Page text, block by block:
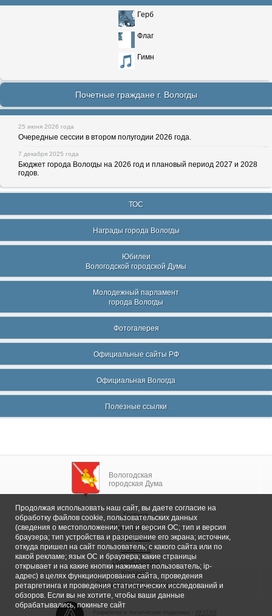
Герб
Флаг
Гимн
Почетные граждане г. Вологды
25 июня 2026 года
Очередные сессии в втором полугодии 2026 года.
7 декабря 2025 года
Бюджет города Вологды на 2026 год и плановый период 2027 и 2028
годов.
ТОС
Награды города Вологды
Юбилеи
Вологодской городской Думы
Молодежный парламент
города Вологды
Фотогалерея
Официальные сайты РФ
Официальная Вологда
Полезные ссылки
Вологодская
городская Дума
Главная
Общие сведения
Депутаты
Комитеты
График приема
Контакты
Депутатские объединения
Продолжая использовать наш сайт, вы даете согласие на
обработку файлов cookie, пользовательских данных
(сведения о местоположении; тип и версия ОС; тип и версия
браузера; тип устройства и разрешение его экрана; источник,
откуда пришел на сайт пользователь; с какого сайта или по
какой рекламе; язык ОС и браузера; какие страницы
открывает и на какие кнопки нажимает пользователь; ip-
адрес) в целях функционирования сайта, проведения
ретаргетинга и проведения статистических исследований и
обзоров. Если вы не хотите, чтобы ваши данные
обрабатывались, покиньте сайт